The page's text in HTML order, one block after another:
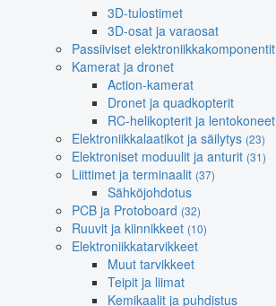
3D-tulostimet
3D-osat ja varaosat
Passiiviset elektroniikkakomponentit
Kamerat ja dronet
Action-kamerat
Dronet ja quadkopterit
RC-helikopterit ja lentokoneet
Elektroniikkalaatikot ja säilytys (23)
Elektroniset moduulit ja anturit (31)
Liittimet ja terminaalit (37)
Sähköjohdotus
PCB ja Protoboard (32)
Ruuvit ja kiinnikkeet (10)
Elektroniikkatarvikkeet
Muut tarvikkeet
Teipit ja liimat
Kemikaalit ja puhdistus